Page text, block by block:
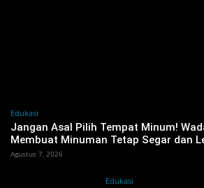
Edukasi
Jangan Asal Pilih Tempat Minum!
Membuat Minuman Tetap Segar dan
Agustus 7, 2026
Edukasi